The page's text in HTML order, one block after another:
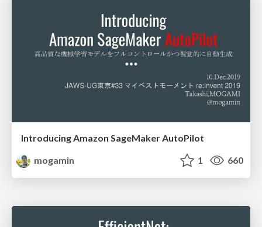
Introducing Amazon SageMaker AutoPilot
mogamin
1 660